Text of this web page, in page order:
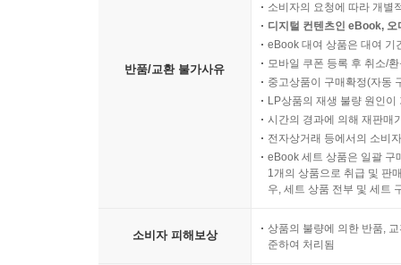
반품/교환 불가사유
소비자의 요청에 따라 개별
디지털 컨텐츠인 eBook,
eBook 대여 상품은 대여 기
모바일 쿠폰 등록 후 취소/
중고상품이 구매확정(자동
LP상품의 재생 불량 원인
시간의 경과에 의해 재판매
전자상거래 등에서의 소비
eBook 세트 상품은 일괄 구
1개의 상품으로 취급 및 판
우, 세트 상품 전부 및 세트
소비자 피해보상
상품의 불량에 의한 반품,
준하여 처리됨